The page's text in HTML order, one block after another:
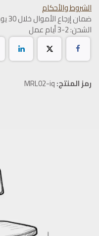
الشروط والأحكام
ضمان إرجاع الأموال خلال 30 يوماً
الشحن: 2-3 أيام عمل
رمز المنتج:MRL02-iq